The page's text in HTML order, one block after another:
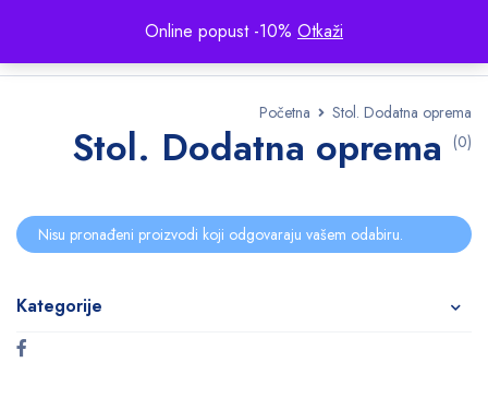
Online popust -10% Otkaži
Početna Stol. Dodatna oprema
Stol. Dodatna oprema (0)
Kategorije
Nisu pronađeni proizvodi koji odgovaraju vašem odabiru.